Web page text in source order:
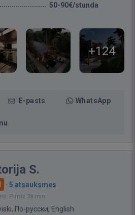
50-90€/stunda
+124
E-pasts WhatsApp
S.
· 5 atsauksmes
Pirms 38 min.
По-русски, English